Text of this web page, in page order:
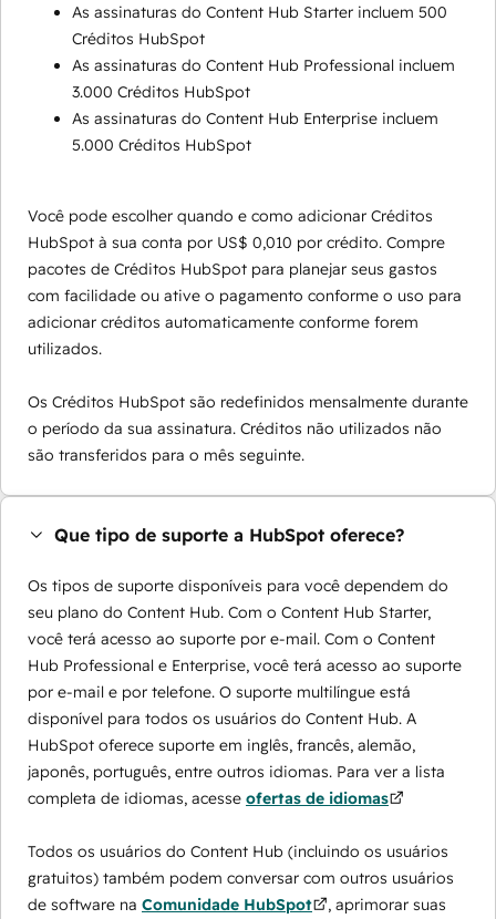
As assinaturas do Content Hub Starter incluem 500
Créditos HubSpot
As assinaturas do Content Hub Professional incluem
3.000 Créditos HubSpot
As assinaturas do Content Hub Enterprise incluem
5.000 Créditos HubSpot
Você pode escolher quando e como adicionar Créditos
HubSpot à sua conta por US$ 0,010 por crédito. Compre
pacotes de Créditos HubSpot para planejar seus gastos
com facilidade ou ative o pagamento conforme o uso para
adicionar créditos automaticamente conforme forem
utilizados.
Os Créditos HubSpot são redefinidos mensalmente durante
o período da sua assinatura. Créditos não utilizados não
são transferidos para o mês seguinte.
Que tipo de suporte a HubSpot oferece?
Os tipos de suporte disponíveis para você dependem do
seu plano do Content Hub. Com o Content Hub Starter,
você terá acesso ao suporte por e-mail. Com o Content
Hub Professional e Enterprise, você terá acesso ao suporte
por e-mail e por telefone. O suporte multilíngue está
disponível para todos os usuários do Content Hub. A
HubSpot oferece suporte em inglês, francês, alemão,
japonês, português, entre outros idiomas. Para ver a lista
completa de idiomas, acesse ofertas de idiomas
Todos os usuários do Content Hub (incluindo os usuários
gratuitos) também podem conversar com outros usuários
de software na Comunidade HubSpot
, aprimorar suas